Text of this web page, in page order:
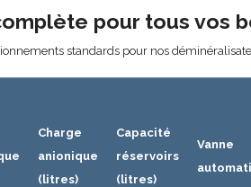
pour tous vos
standards pour nos
Charge
anionique
(litres)
Capacité
réservoirs
(litres)
Vanne